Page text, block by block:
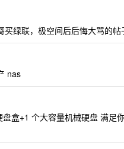
绿联，极空间后后悔大骂的帖
nas
盒+1 个大容量机械硬盘 满足